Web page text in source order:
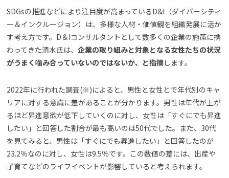
SDGsの推進などにより注目度が高まっているD&I（ダイバーシティ
ー＆インクルージョン）は、多様な人材・価値観を組織発展に活か
す考え方です。D＆Iコンサルタントとして数多くの企業の施策に携
わってきた清水氏は、 企業の取り組みと対象となる女性たちの状況
がうまく噛み合っていないのではないか、と指摘します。
2022年に行われた調査(※)によると、男性と女性とで年代別のキャ
リアに対する意識に差があることが分かります。男性は年代が上が
るほど昇進意欲が低下していくのに対し、女性は「すぐにでも昇進
したい」と回答した割合が最も高いのは50代でした。また、30代
を見てみると、男性は「すぐにでも昇進したい」と回答したのが
23.2％なのに対し、女性は9.5％です。この数値の差には、出産や
子育てなどのライフイベントが影響していると考えられます。